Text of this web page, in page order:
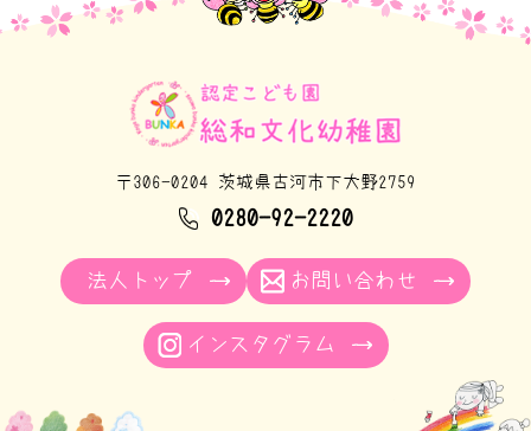
〒306-0204 茨城県古河市下大野2759
0280-92-2220
法人トップ お問い合わせ
インスタグラム